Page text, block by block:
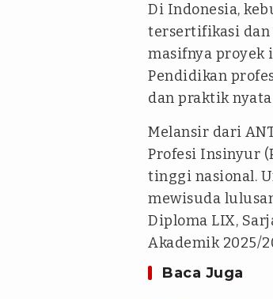
Di Indonesia,
tersertifikasi dan
masifnya proyek
Pendidikan
dan praktik
Melansir dari
Profesi Insinyur
tinggi nasional.
mewisuda
Diploma LIX,
Akademik 2025/
Baca Juga